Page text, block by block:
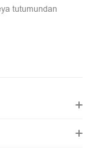
tutumundan